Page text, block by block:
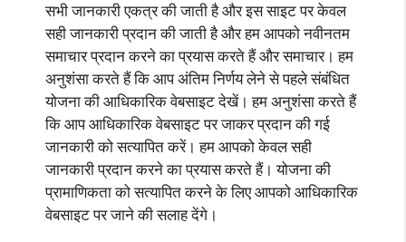
सभी जानकारी एकत्र की जाती है और इस साइट पर केवल
सही जानकारी प्रदान की जाती है और हम आपको नवीनतम
समाचार प्रदान करने का प्रयास करते हैं और समाचार। हम
अनुशंसा करते हैं कि आप अंतिम निर्णय लेने से पहले संबंधित
योजना की आधिकारिक वेबसाइट देखें। हम अनुशंसा करते हैं
कि आप आधिकारिक वेबसाइट पर जाकर प्रदान की गई
जानकारी को सत्यापित करें। हम आपको केवल सही
जानकारी प्रदान करने का प्रयास करते हैं। योजना की
प्रामाणिकता को सत्यापित करने के लिए आपको आधिकारिक
वेबसाइट पर जाने की सलाह देंगे।